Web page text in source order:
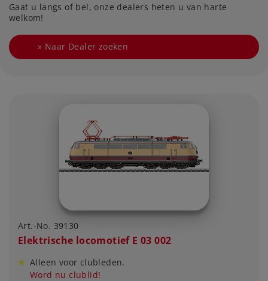
Gaat u langs of bel, onze dealers heten u van harte
welkom!
Naar Dealer zoeken
Art.-No. 39130
Elektrische locomotief E 03 002
Alleen voor clubleden.
Word nu clublid!